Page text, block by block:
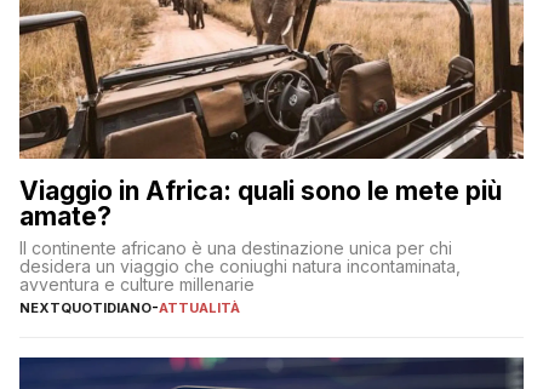
Viaggio in Africa: quali sono le mete più
amate?
Il continente africano è una destinazione unica per chi
desidera un viaggio che coniughi natura incontaminata,
avventura e culture millenarie
NEXTQUOTIDIANO-ATTUALITÀ